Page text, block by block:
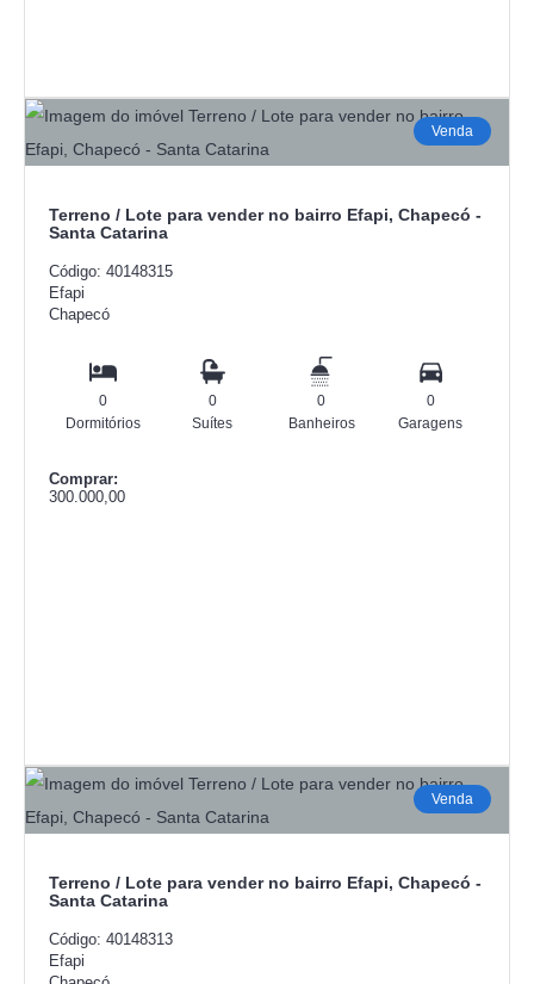
Venda
Terreno / Lote para vender no bairro Efapi, Chapecó -
Santa Catarina
Código: 40148315
Efapi
Chapecó
0
Dormitórios
0
Suítes
0
Banheiros
0
Garagens
Comprar:
300.000,00
Venda
Terreno / Lote para vender no bairro Efapi, Chapecó -
Santa Catarina
Código: 40148313
Efapi